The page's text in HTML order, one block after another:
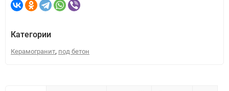
Категории
Керамогранит, под бетон